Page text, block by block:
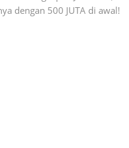
dengan 500 JUTA di awal!